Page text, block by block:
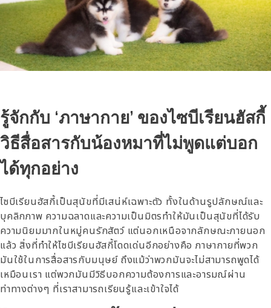
รู้จักกับ ‘ภาษากาย’ ของไซบีเรียนฮัสกี้
วิธีสื่อสารกับน้องหมาที่ไม่พูดแต่บอก
ได้ทุกอย่าง
ไซบีเรียนฮัสกี้เป็นสุนัขที่มีเสน่ห์เฉพาะตัว ทั้งในด้านรูปลักษณ์และ
บุคลิกภาพ ความฉลาดและความเป็นมิตรทำให้มันเป็นสุนัขที่ได้รับ
ความนิยมมากในหมู่คนรักสัตว์ แต่นอกเหนือจากลักษณะภายนอก
แล้ว สิ่งที่ทำให้ไซบีเรียนฮัสกี้โดดเด่นอีกอย่างคือ ภาษากายที่พวก
มันใช้ในการสื่อสารกับมนุษย์ ถึงแม้ว่าพวกมันจะไม่สามารถพูดได้
เหมือนเรา แต่พวกมันมีวิธีบอกความต้องการและอารมณ์ผ่าน
ท่าทางต่างๆ ที่เราสามารถเรียนรู้และเข้าใจได้